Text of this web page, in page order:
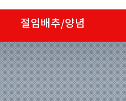
절임배추/양념